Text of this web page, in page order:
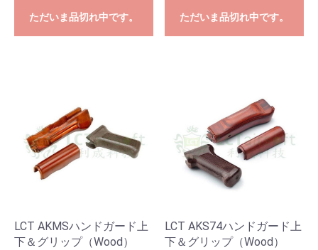
ただいま品切れ中です。 ただいま品切れ中です。
LCT AKMSハンドガード上
下＆グリップ（Wood）
LCT AKS74ハンドガード上
下＆グリップ（Wood）